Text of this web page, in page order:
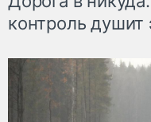
контроль душит